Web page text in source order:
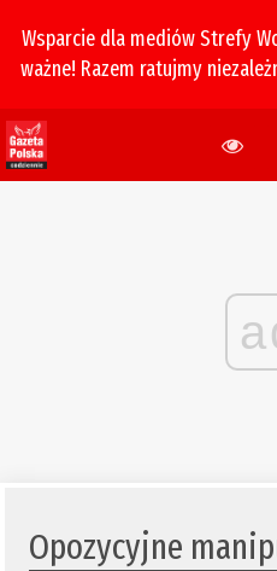
Wsparcie dla mediów Strefy
ważne! Razem ratujmy
Opozycyjne